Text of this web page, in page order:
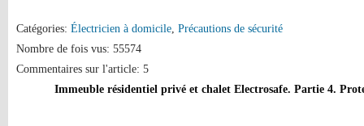
Catégories: Électricien à domicile, Précautions de sécurité
Nombre de fois vus: 55574
Commentaires sur l'article: 5
Immeuble résidentiel privé et chalet Electrosafe. Partie 4.